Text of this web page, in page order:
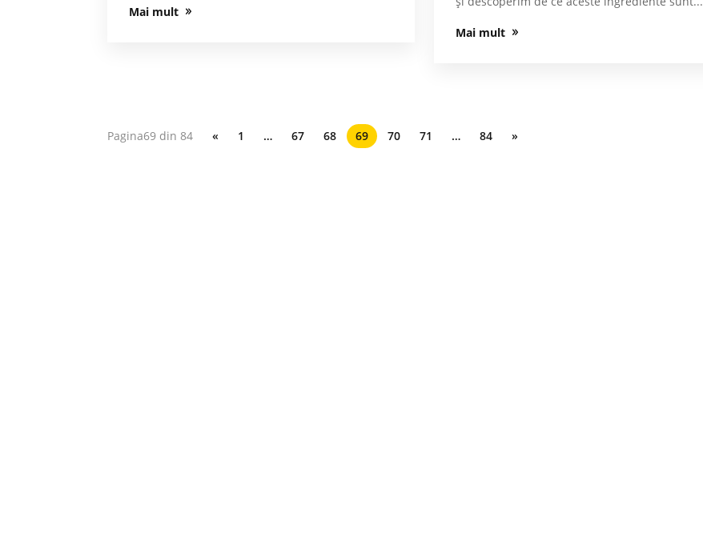
Mai mult
Mai mult
Pagina69 din 84 « 1 … 67 68 69 70 71 … 84 »